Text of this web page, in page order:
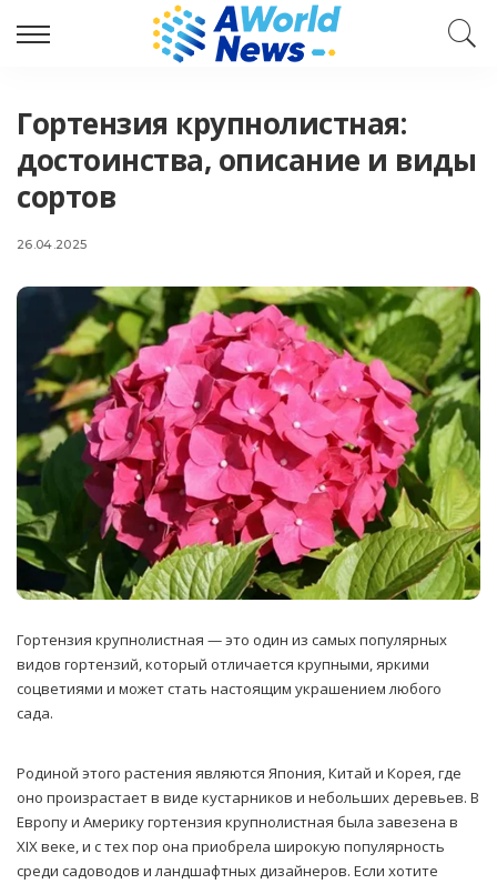
Гортензия крупнолистная:
достоинства, описание и виды
сортов
26.04.2025
Гортензия крупнолистная — это один из самых популярных
видов гортензий, который отличается крупными, яркими
соцветиями и может стать настоящим украшением любого
сада.
Родиной этого растения являются Япония, Китай и Корея, где
оно произрастает в виде кустарников и небольших деревьев. В
Европу и Америку гортензия крупнолистная была завезена в
XIX веке, и с тех пор она приобрела широкую популярность
среди садоводов и ландшафтных дизайнеров. Если хотите